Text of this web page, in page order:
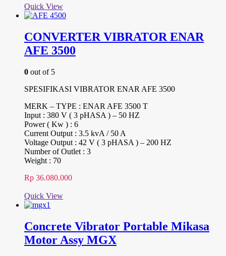
Quick View
CONVERTER VIBRATOR ENAR
AFE 3500
0 out of 5
SPESIFIKASI VIBRATOR ENAR AFE 3500
MERK – TYPE : ENAR AFE 3500 T
Input : 380 V ( 3 pHASA ) – 50 HZ
Power ( Kw ) : 6
Current Output : 3.5 kvA / 50 A
Voltage Output : 42 V ( 3 pHASA ) – 200 HZ
Number of Outlet : 3
Weight : 70
Rp 36.080.000
Quick View
Concrete Vibrator Portable Mikasa
Motor Assy MGX